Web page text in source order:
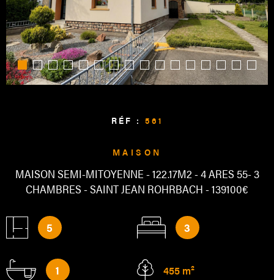
RÉF :561
MAISON
MAISON SEMI-MITOYENNE - 122.17M2 - 4 ARES 55- 3
CHAMBRES - SAINT JEAN ROHRBACH - 139100€
5 3
1 455 m²